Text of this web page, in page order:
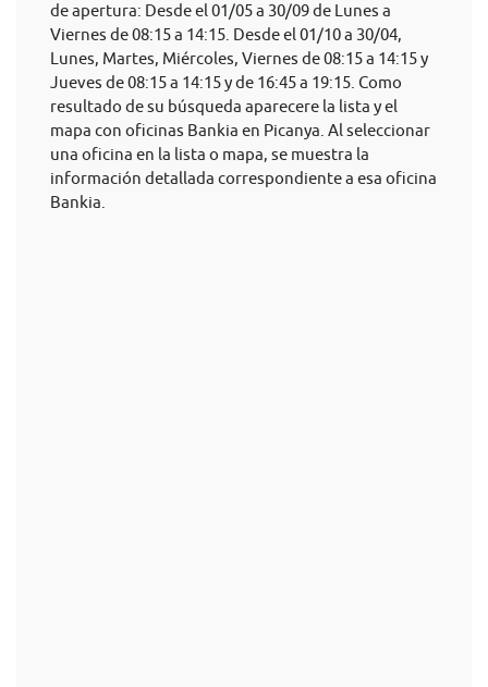
de apertura: Desde el 01/05 a 30/09 de Lunes a
Viernes de 08:15 a 14:15. Desde el 01/10 a 30/04,
Lunes, Martes, Miércoles, Viernes de 08:15 a 14:15 y
Jueves de 08:15 a 14:15 y de 16:45 a 19:15. Como
resultado de su búsqueda aparecere la lista y el
mapa con oficinas Bankia en Picanya. Al seleccionar
una oficina en la lista o mapa, se muestra la
información detallada correspondiente a esa oficina
Bankia.